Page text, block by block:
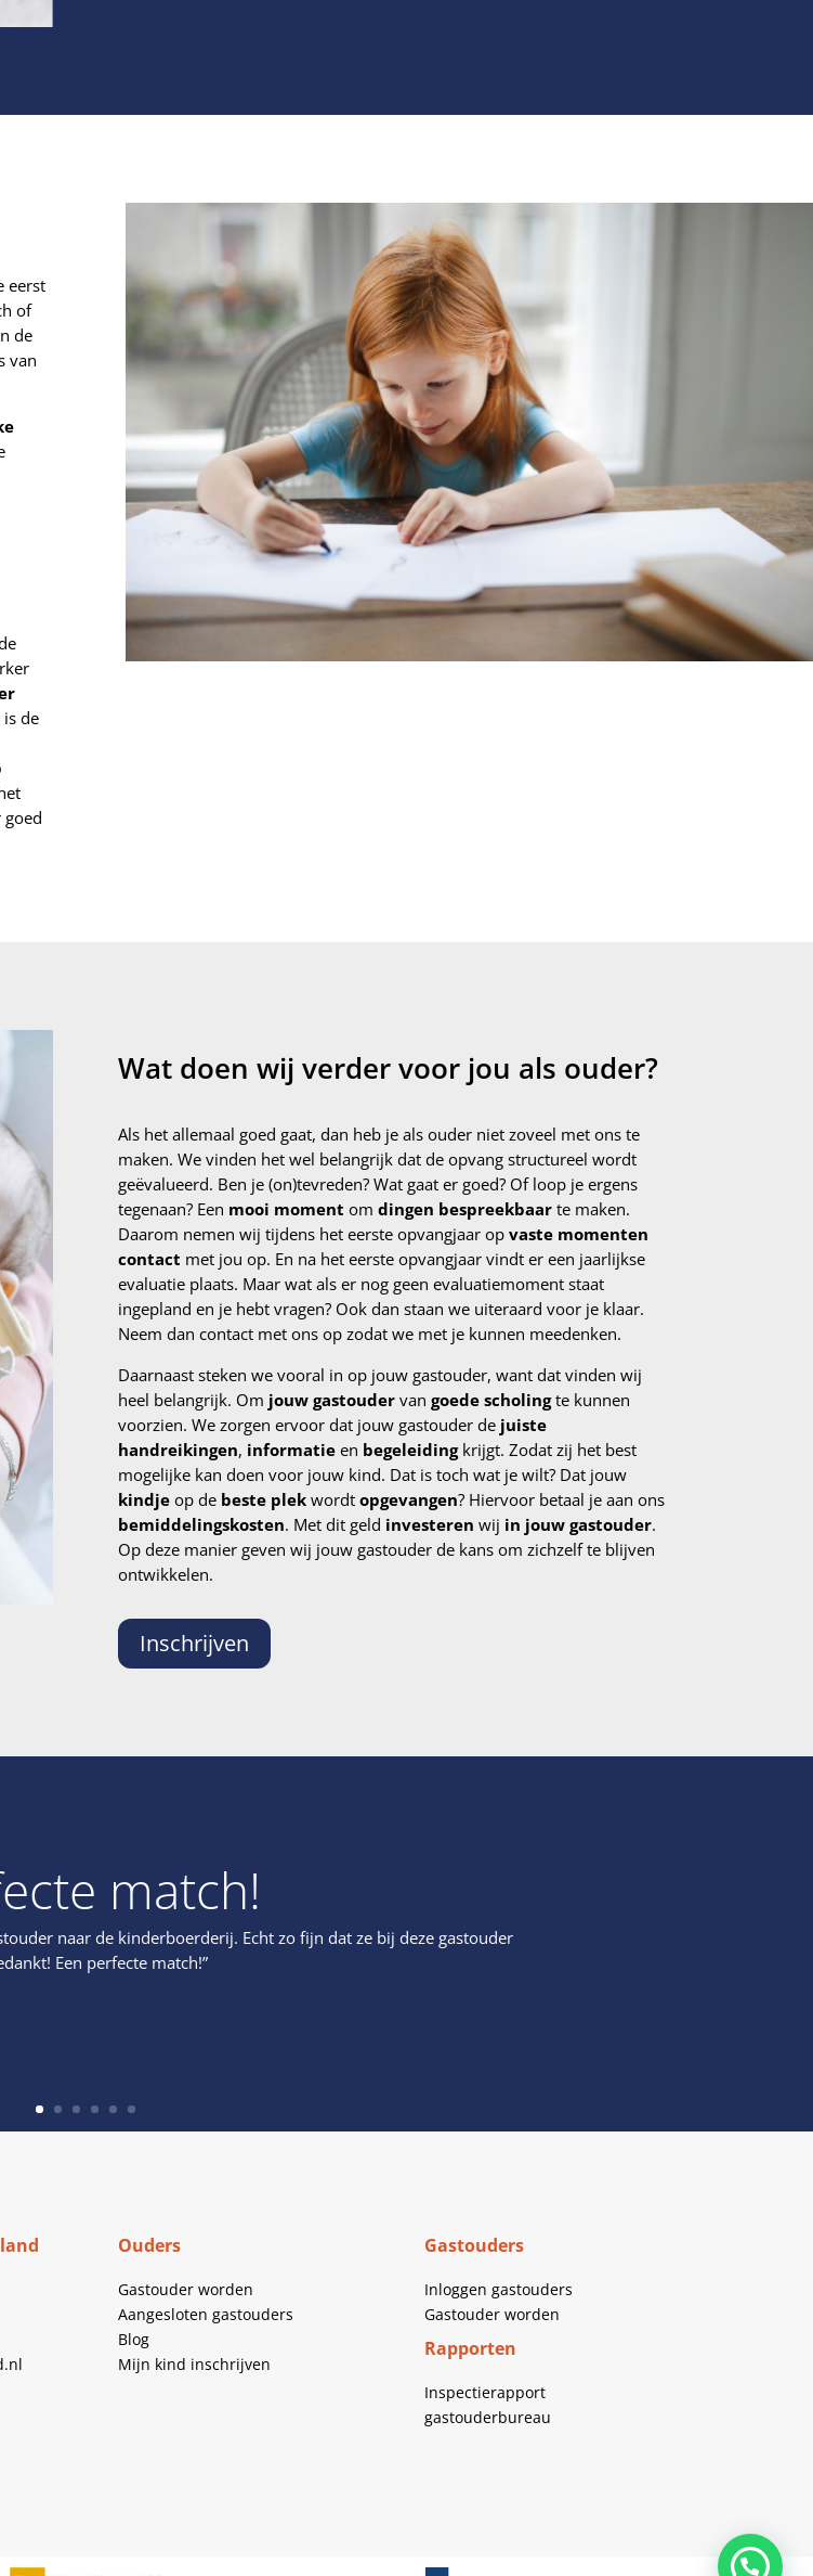
eerst
of
de
van
de
goed
Wat doen wij verder voor jou als ouder?
Als het allemaal goed gaat, dan heb je als ouder niet zoveel met ons te
maken. We vinden het wel belangrijk dat de opvang structureel wordt
geëvalueerd. Ben je (on)tevreden? Wat gaat er goed? Of loop je ergens
tegenaan? Een mooi moment om dingen bespreekbaarte maken.
Daarom nemen wij tijdens het eerste opvangjaar op vaste momenten
contact met jou op. En na het eerste opvangjaar vindt er een jaarlijkse
evaluatie plaats. Maar wat als er nog geen evaluatiemoment staat
ingepland en je hebt vragen? Ook dan staan we uiteraard voor je klaar.
Neem dan contact met ons op zodat we met je kunnen meedenken.
Daarnaast steken we vooral in op jouw gastouder, want dat vinden wij
heel belangrijk. Om jouw gastoudervan goede scholingte kunnen
voorzien. We zorgen ervoor dat jouw gastouder de juiste
handreikingen, informatieen begeleidingkrijgt. Zodat zij het best
mogelijke kan doen voor jouw kind. Dat is toch wat je wilt? Dat jouw
kindjeop de beste plekwordt opgevangen? Hiervoor betaal je aan ons
bemiddelingskosten. Met dit geld investeren wij in jouw gastouder.
Op deze manier geven wij jouw gastouder de kans om zichzelf te blijven
ontwikkelen.
Inschrijven
match!
naar de kinderboerderij. Echt zo fijn dat ze bij deze gastouder
Een perfecte match!”
Ouders
Gastouder worden
Aangesloten gastouders
Blog
Mijn kind inschrijven
Gastouders
Inloggen gastouders
Gastouder worden
Rapporten
Inspectierapport
gastouderbureau